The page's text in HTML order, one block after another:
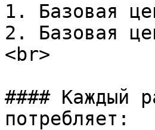
1. Базовая
2. Базовая
<br>
#### Каждый
потребляет: